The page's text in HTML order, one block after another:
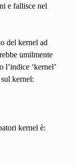
e fallisce nel
del kernel ad
umilmente
l’indice ‘kernel’
kernel:
kernel è: